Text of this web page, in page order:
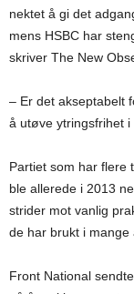
nektet å gi det
mens HSBC har
skriver The New
– Er det akseptabelt
å utøve ytringsfrihet i
Partiet som har flere
ble allerede i 2013
strider mot vanlig
de har brukt i mange
Front National